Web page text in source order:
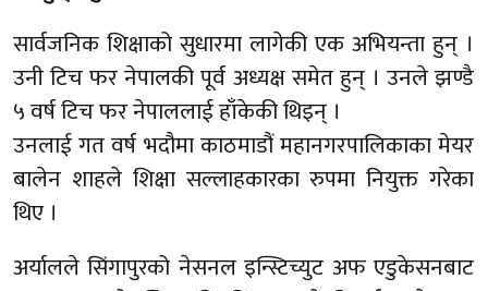
सार्वजनिक शिक्षाको सुधारमा लागेकी एक अभियन्ता हुन् ।
उनी टिच फर नेपालकी पूर्व अध्यक्ष समेत हुन् । उनले झण्डै
५ वर्ष टिच फर नेपाललाई हाँकेकी थिइन् ।
उनलाई गत वर्ष भदौमा काठमाडौं महानगरपालिकाका मेयर
बालेन शाहले शिक्षा सल्लाहकारका रुपमा नियुक्त गरेका
थिए ।
अर्यालले सिंगापुरको नेसनल इन्स्टिच्युट अफ एडुकेसनबाट